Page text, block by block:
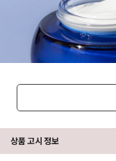
상품 고시 정보